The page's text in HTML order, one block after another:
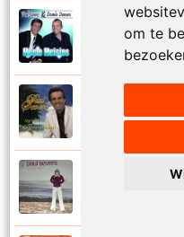
om te
Dennie Damaro
Mooie meisjes
My love